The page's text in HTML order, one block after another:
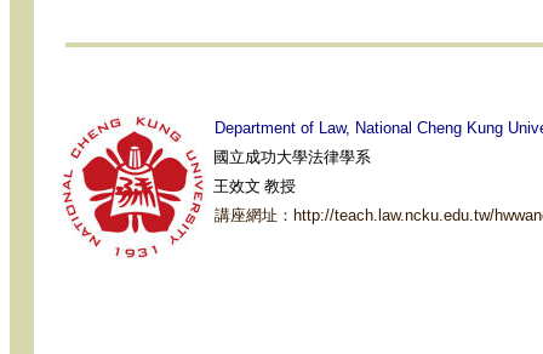
Department of Law, National Cheng Kung
國立成功大學法律學系
王效文 教授
講座網址： http://teach.law.ncku.edu.tw/